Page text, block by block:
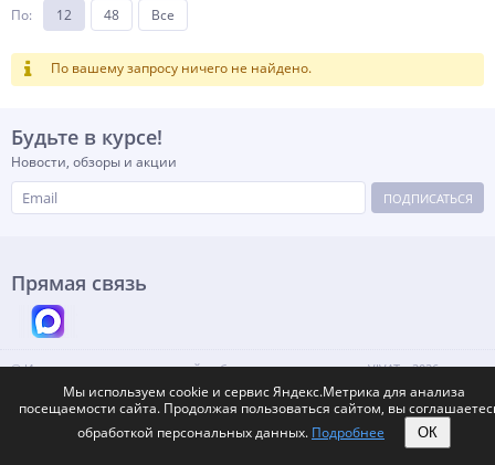
По: 12 48 Все
По вашему запросу ничего не найдено.
Будьте в курсе!
Новости, обзоры и акции
ПОДПИСАТЬСЯ
Прямая связь
© Интернет-каталог модульной мебели от производителя «VIVAT», 2026
Россия, Москва, Нижний Новгород.
Контакты Карта сайта Max Telegram
Мы используем cookie и сервис Яндекс.Метрика для анализа
посещаемости сайта. Продолжая пользоваться сайтом, вы
обработкой персональных данных. Подробнее ОК